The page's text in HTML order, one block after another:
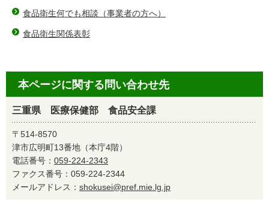
食品衛生何でも相談（事業者の方へ）
食品衛生関係表彰
本ページに関する問い合わせ先
三重県 医療保健部 食品安全課
〒514-8570
津市広明町13番地（本庁4階）
電話番号： 059-224-2343
ファクス番号：059-224-2344
メールアドレス： shokusei@pref.mie.lg.jp